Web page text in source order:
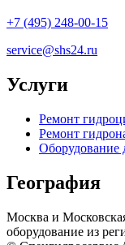
+7 (495) 248-00-15
service@shs24.ru
Услуги
Ремонт
Ремонт
Оборудование
География
Москва и
оборудование из